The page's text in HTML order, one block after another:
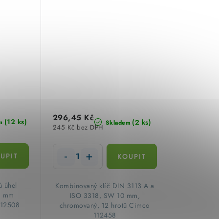
(12 ks)
úhel
mm
Skladem (2 ks)
245 Kč bez DPH
296,45 Kč
Kombinovaný klíč DIN 3113 A a
ISO 3318, SW 10 mm,
chromovaný, 12 hrotů Cimco
112458